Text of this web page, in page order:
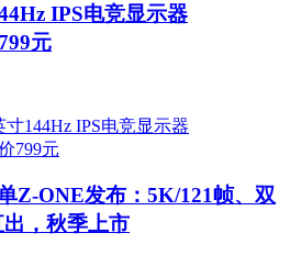
IPS电竞显示器
元
Z-ONE发布：5K/121帧、双
，秋季上市